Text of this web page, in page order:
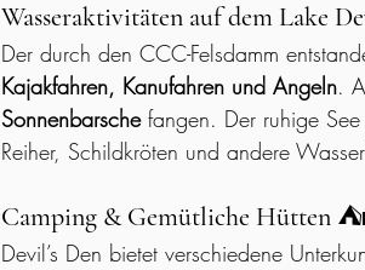
Wasseraktivitäten auf dem Lake
Der durch den CCC-Felsdamm
Kajakfahren, Kanufahren und Angeln.
Sonnenbarsche fangen. Der ruhige
Reiher, Schildkröten und andere
Camping & Gemütliche Hütten
Devil’s Den bietet verschiedene